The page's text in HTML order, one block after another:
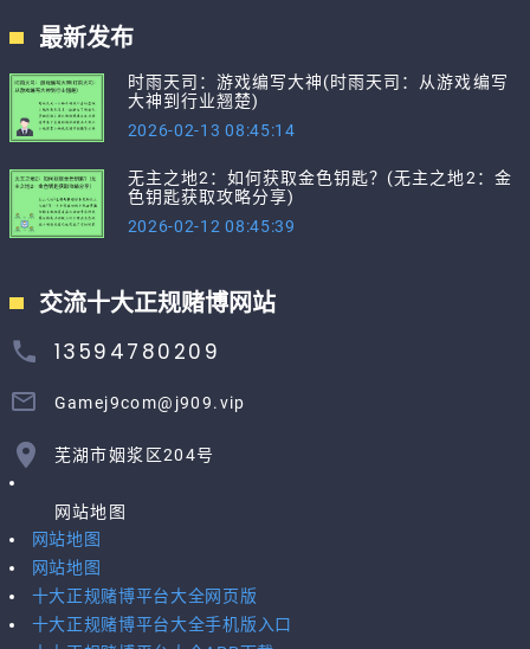
最新发布
时雨天司：游戏编写大神(时雨天司：从游戏编写
大神到行业翘楚)
2026-02-13 08:45:14
无主之地2：如何获取金色钥匙？(无主之地2：金
色钥匙获取攻略分享)
2026-02-12 08:45:39
交流十大正规赌博网站
13594780209
Gamej9com@j909.vip
芜湖市姻浆区204号
网站地图
网站地图
网站地图
十大正规赌博平台大全网页版
十大正规赌博平台大全手机版入口